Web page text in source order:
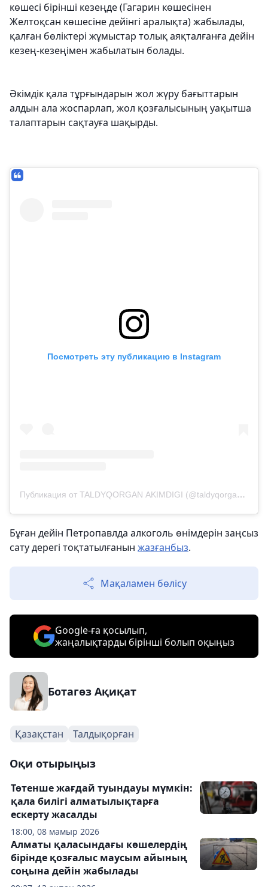
көшесі бірінші кезеңде (Гагарин көшесінен
Желтоқсан көшесіне дейінгі аралықта) жабылады,
қалған бөліктері жұмыстар толық аяқталғанға дейін
кезең-кезеңімен жабылатын болады.
Әкімдік қала тұрғындарын жол жүру бағыттарын
алдын ала жоспарлап, жол қозғалысының уақытша
талаптарын сақтауға шақырды.
Посмотреть эту публикацию в Instagram
Публикация от TALDYQORGAN АKIMDIGI (@taldyqorgan_akimdigi)
Бұған дейін Петропавлда алкоголь өнімдерін заңсыз
сату дерегі тоқтатылғанын жазғанбыз.
Мақаламен бөлісу
Google-ға қосылып,
жаңалықтарды бірінші болып оқыңыз
Ботагөз Ақиқат
Қазақстан Талдықорған
Оқи отырыңыз
18:00, 08 мамыр 2026
Төтенше жағдай туындауы мүмкін:
қала билігі алматылықтарға
ескерту жасалды
Алматы қаласындағы көшелердің
бірінде қозғалыс маусым айының
соңына дейін жабылады